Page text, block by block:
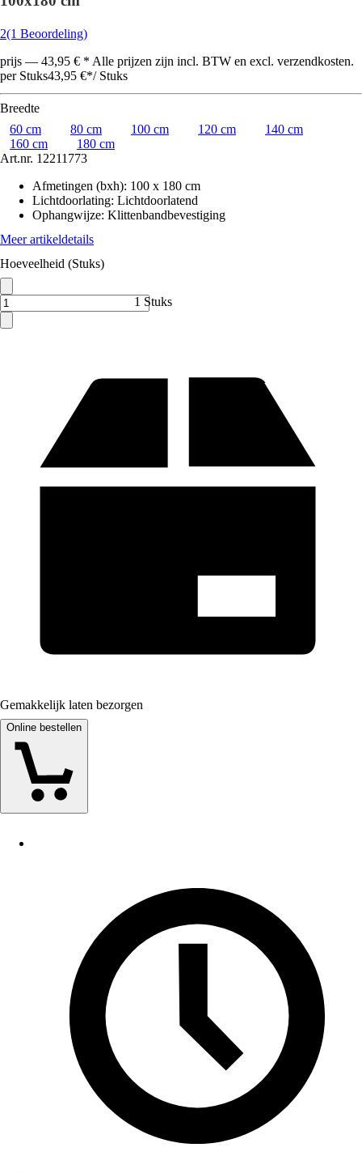
2(1 Beoordeling)
prijs — 43,95 € * Alle prijzen zijn incl. BTW en excl. verzendkosten.
per Stuks43,95 €*/ Stuks
Breedte
60 cm
80 cm 100 cm 120 cm
140 cm
160 cm
180 cm
Art.nr. 12211773
Afmetingen (bxh): 100 x 180 cm
Lichtdoorlating: Lichtdoorlatend
Ophangwijze: Klittenbandbevestiging
Meer artikeldetails
Hoeveelheid (Stuks)
1 Stuks
Gemakkelijk laten bezorgen
Online bestellen